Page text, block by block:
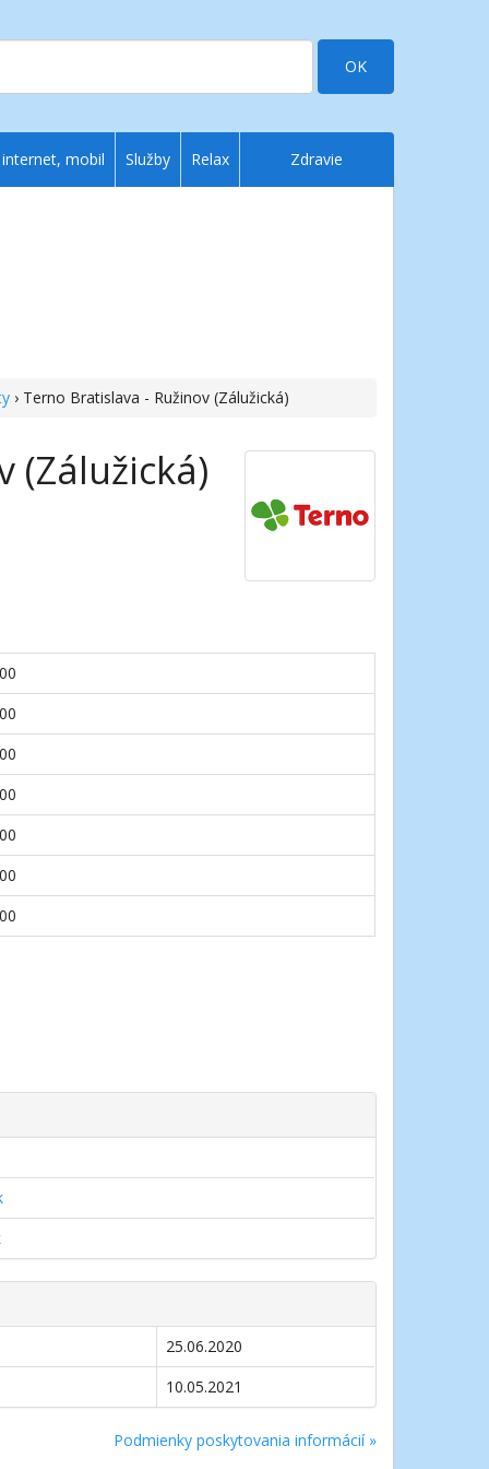
OK
› Terno Bratislava - Ružinov (Zálužická)
(Zálužická)
25.06.2020
10.05.2021
Podmienky poskytovania informácií »
internet, mobil Služby Relax Zdravie